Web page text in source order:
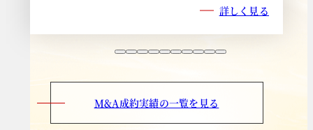
詳しく見る
M&A成約実績の一覧を見る